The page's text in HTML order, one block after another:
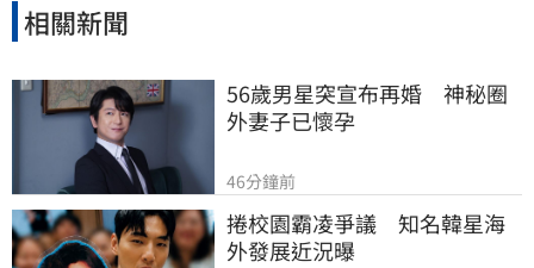
相關新聞
56歲男星突宣布再婚　神秘圈
外妻子已懷孕
46分鐘前
捲校園霸凌爭議　知名韓星海
外發展近況曝